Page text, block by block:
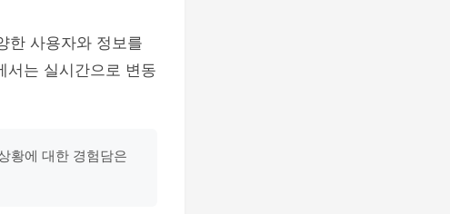
한 사용자와 정보를
서는 실시간으로 변동
황에 대한 경험담은